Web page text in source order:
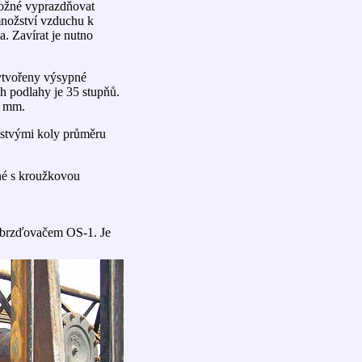
vyprazdňovat
vzduchu k
Zavírat je nutno
výsypné
podlahy je 35 stupňů.
koly průměru
s kroužkovou
OS-1. Je